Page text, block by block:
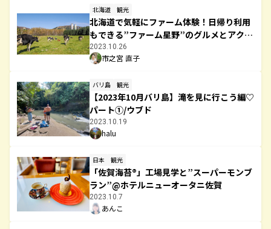
北海道 観光
北海道で気軽にファーム体験！日帰り利用
もできる”ファーム星野”のグルメとアクテ
ィビティ～星野リゾート トマム
2023.10.26
市之宮 直子
バリ島 観光
【2023年10月バリ島】滝を見に行こう編♡
パート①/ウブド
2023.10.19
halu
日本 観光
「佐賀海苔®」工場見学と”スーパーモンブ
ラン”@ホテルニューオータニ佐賀
2023.10.7
あんこ